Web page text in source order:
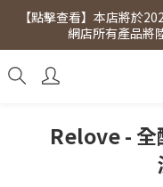
【點擊查看】會員專享
31日
【點擊查看】本店將於
網店所有產品將
【點擊查看】會員專享
31日
Relove - 全